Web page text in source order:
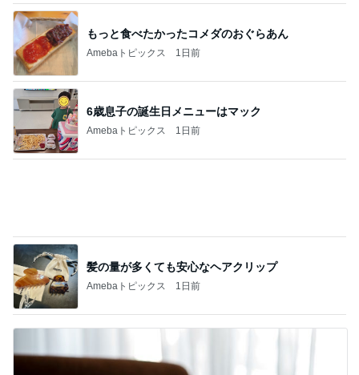
もっと食べたかったコメダのおぐらあん
Amebaトピックス 1日前
6歳息子の誕生日メニューはマック
Amebaトピックス 1日前
髪の量が多くても安心なヘアクリップ
Amebaトピックス 1日前